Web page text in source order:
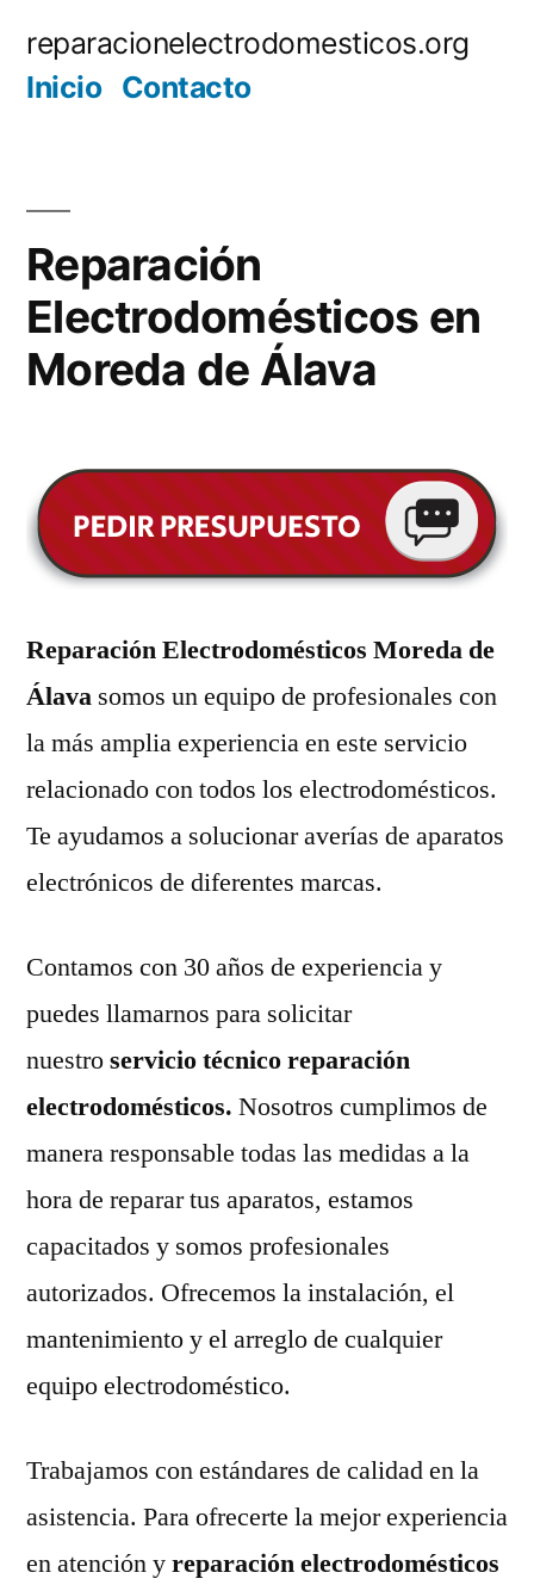
reparacionelectrodomesticos.org
Inicio Contacto
Reparación
Electrodomésticos en
Moreda de Álava
Reparación Electrodomésticos Moreda de
Álava somos un equipo de profesionales con
la más amplia experiencia en este servicio
relacionado con todos los electrodomésticos.
Te ayudamos a solucionar averías de aparatos
electrónicos de diferentes marcas.
Contamos con 30 años de experiencia y
puedes llamarnos para solicitar
nuestroservicio técnico reparación
electrodomésticos. Nosotros cumplimos de
manera responsable todas las medidas a la
hora de reparar tus aparatos, estamos
capacitados y somos profesionales
autorizados. Ofrecemos la instalación, el
mantenimiento y el arreglo de cualquier
equipo electrodoméstico.
Trabajamos con estándares de calidad en la
asistencia. Para ofrecerte la mejor experiencia
en atención yreparación electrodomésticos